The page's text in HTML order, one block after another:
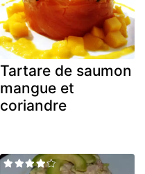
Tartare de saumon
mangue et
coriandre